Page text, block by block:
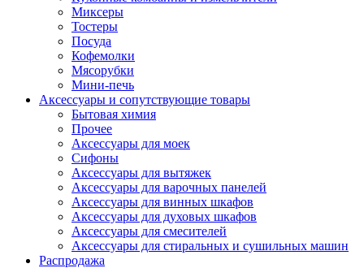
Миксеры
Тостеры
Посуда
Кофемолки
Мясорубки
Мини-печь
Аксессуары и сопутствующие товары
Бытовая химия
Прочее
Аксессуары для моек
Сифоны
Аксессуары для вытяжек
Аксессуары для варочных панелей
Аксессуары для винных шкафов
Аксессуары для духовых шкафов
Аксессуары для смесителей
Аксессуары для стиральных и сушильных машин
Распродажа